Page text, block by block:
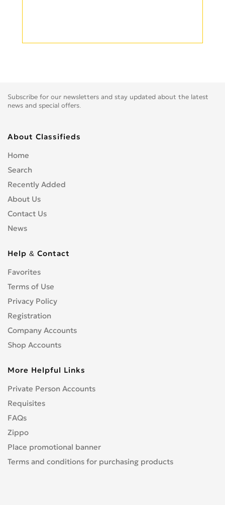
Subscribe for our newsletters and stay updated about the latest
news and special offers.
About Classifieds
Home
Search
Recently Added
About Us
Contact Us
News
Help & Contact
Favorites
Terms of Use
Privacy Policy
Registration
Company Accounts
Shop Accounts
More Helpful Links
Private Person Accounts
Requisites
FAQs
Zippo
Place promotional banner
Terms and conditions for purchasing products